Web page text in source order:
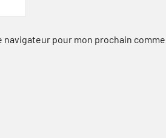
pour mon prochain